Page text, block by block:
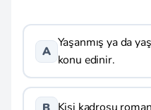
A
Yaşanmış ya da
konu edinir.